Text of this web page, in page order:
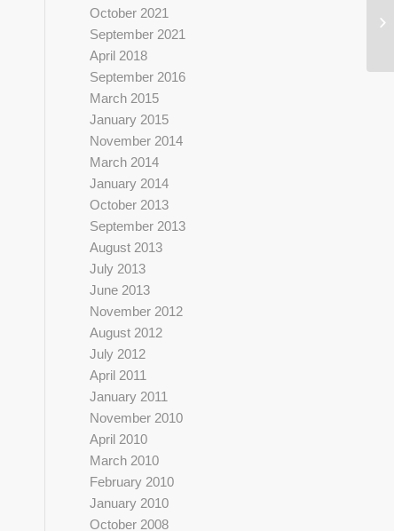
October 2021
September 2021
April 2018
September 2016
March 2015
January 2015
November 2014
March 2014
January 2014
October 2013
September 2013
August 2013
July 2013
June 2013
November 2012
August 2012
July 2012
April 2011
January 2011
November 2010
April 2010
March 2010
February 2010
January 2010
October 2008
ค